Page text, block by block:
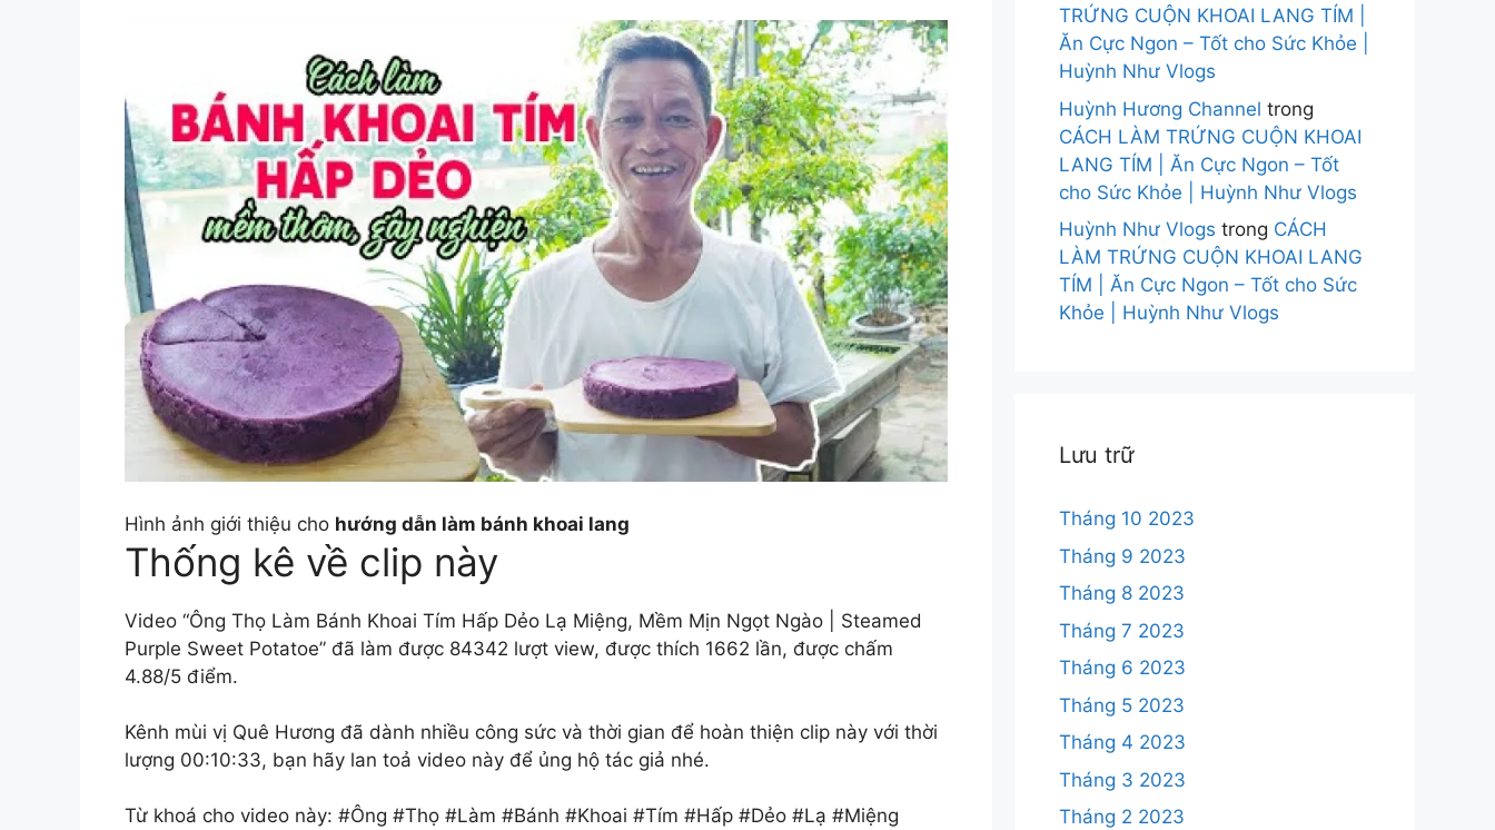
Hình ảnh giới thiệu cho hướng dẫn làm bánh khoai lang
Thống kê về clip này
Video “Ông Thọ Làm Bánh Khoai Tím Hấp Dẻo Lạ Miệng, Mềm Mịn Ngọt Ngào | Steamed
Purple Sweet Potatoe” đã làm được 84342 lượt view, được thích 1662 lần, được chấm
4.88/5 điểm.
Kênh mùi vị Quê Hương đã dành nhiều công sức và thời gian để hoàn thiện clip này với thời
lượng 00:10:33, bạn hãy lan toả video này để ủng hộ tác giả nhé.
Từ khoá cho video này: #Ông #Thọ #Làm #Bánh #Khoai #Tím #Hấp #Dẻo #Lạ #Miệng
TRỨNG CUỘN KHOAI LANG TÍM |
Ăn Cực Ngon – Tốt cho Sức Khỏe |
Huỳnh Như Vlogs
Huỳnh Hương Channel trong
CÁCH LÀM TRỨNG CUỘN KHOAI
LANG TÍM | Ăn Cực Ngon – Tốt
cho Sức Khỏe | Huỳnh Như Vlogs
Huỳnh Như Vlogs trong CÁCH
LÀM TRỨNG CUỘN KHOAI LANG
TÍM | Ăn Cực Ngon – Tốt cho Sức
Khỏe | Huỳnh Như Vlogs
Lưu trữ
Tháng 10 2023
Tháng 9 2023
Tháng 8 2023
Tháng 7 2023
Tháng 6 2023
Tháng 5 2023
Tháng 4 2023
Tháng 3 2023
Tháng 2 2023